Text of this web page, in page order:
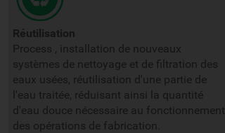
Réutilisation
Process , installation de nouveaux
systèmes de nettoyage et de filtration des
eaux usées, réutilisation d'une partie de
l'eau traitée, réduisant ainsi la quantité
d'eau douce nécessaire au fonctionnement
des opérations de fabrication.